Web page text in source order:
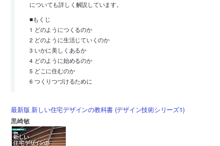
についても詳しく解説しています。
■もくじ
1 どのようにつくるのか
2 どのように生活じていくのか
3 いかに美しくあるか
4 どのように始めるのか
5 どこに住むのか
6 つくりつづけるために
最新版 新しい住宅デザインの教科書 (デザイン技術シリーズ1)
黒崎敏